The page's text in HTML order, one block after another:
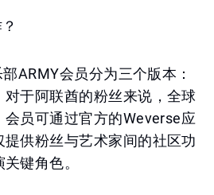
ARMY会员分为三个版本：
于阿联酋的粉丝来说，全球
员可通过官方的Weverse应
提供粉丝与艺术家间的社区功
键角色。